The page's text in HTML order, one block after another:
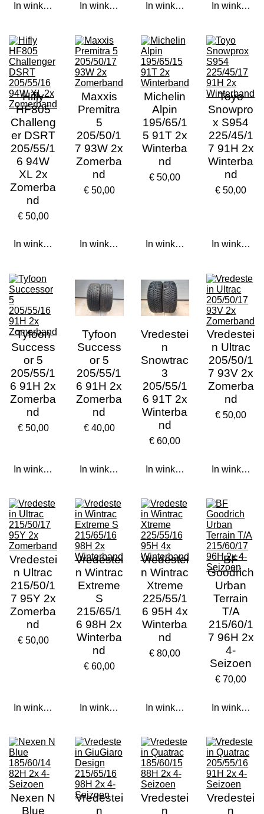
In winkelwagen In winkelwagen In winkelwagen In
Hifly
HF805
Challeng
er DSRT
205/55/1
6 94W
XL 2x
Zomerba
nd
€ 50,00
In winkelwagen
Maxxis
Premitra
5
205/50/1
7 93W 2x
Zomerba
nd
€ 50,00
In winkelwagen
Michelin
Alpin
195/65/1
5 91T 2x
Winterba
nd
€ 50,00
In winkelwagen
Toyo
Snowpro
x S954
225/45/1
7 91H 2x
Winterba
nd
€ 50,00
In
Tyfoon
Success
or 5
205/55/1
6 91H 2x
Zomerba
nd
€ 50,00
In winkelwagen
Tyfoon
Success
or 5
205/55/1
6 91H 2x
Zomerba
nd
€ 40,00
In winkelwagen
Vredestei
n
Snowtrac
3
205/55/1
6 91T 2x
Winterba
nd
€ 60,00
In winkelwagen
Vredestei
n Ultrac
205/50/1
7 93V 2x
Zomerba
nd
€ 50,00
In
Vredestei
n Ultrac
215/50/1
7 95Y 2x
Zomerba
nd
€ 50,00
In winkelwagen
Vredestei
n Wintrac
Extreme
S
215/65/1
6 98H 2x
Winterba
nd
€ 60,00
In winkelwagen
Vredestei
n Wintrac
Xtreme
225/55/1
6 95H 4x
Winterba
nd
€ 80,00
In winkelwagen
BF
Goodrich
Urban
Terrain
T/A
215/60/1
7 96H 2x
4-
Seizoen
€ 70,00
In
Nexen N
Blue
Vredestei
n
Vredestei
n
Vredestei
n